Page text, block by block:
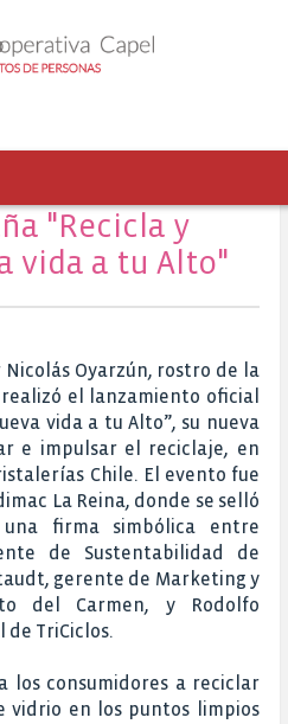
"Recicla y
vida a tu Alto"
Oyarzún, rostro de la
el lanzamiento oficial
vida a tu Alto”, su nueva
e impulsar el reciclaje, en
Chile. El evento fue
La Reina, donde se selló
firma simbólica entre
de Sustentabilidad de
gerente de Marketing y
del Carmen, y Rodolfo
TriCiclos.
los consumidores a reciclar
vidrio en los puntos limpios